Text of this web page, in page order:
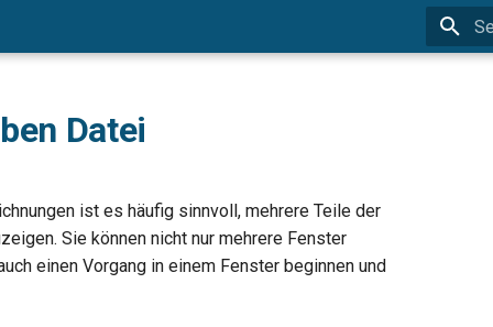
Datei
ist es häufig sinnvoll, mehrere Teile der
Sie können nicht nur mehrere Fenster
einen Vorgang in einem Fenster beginnen und